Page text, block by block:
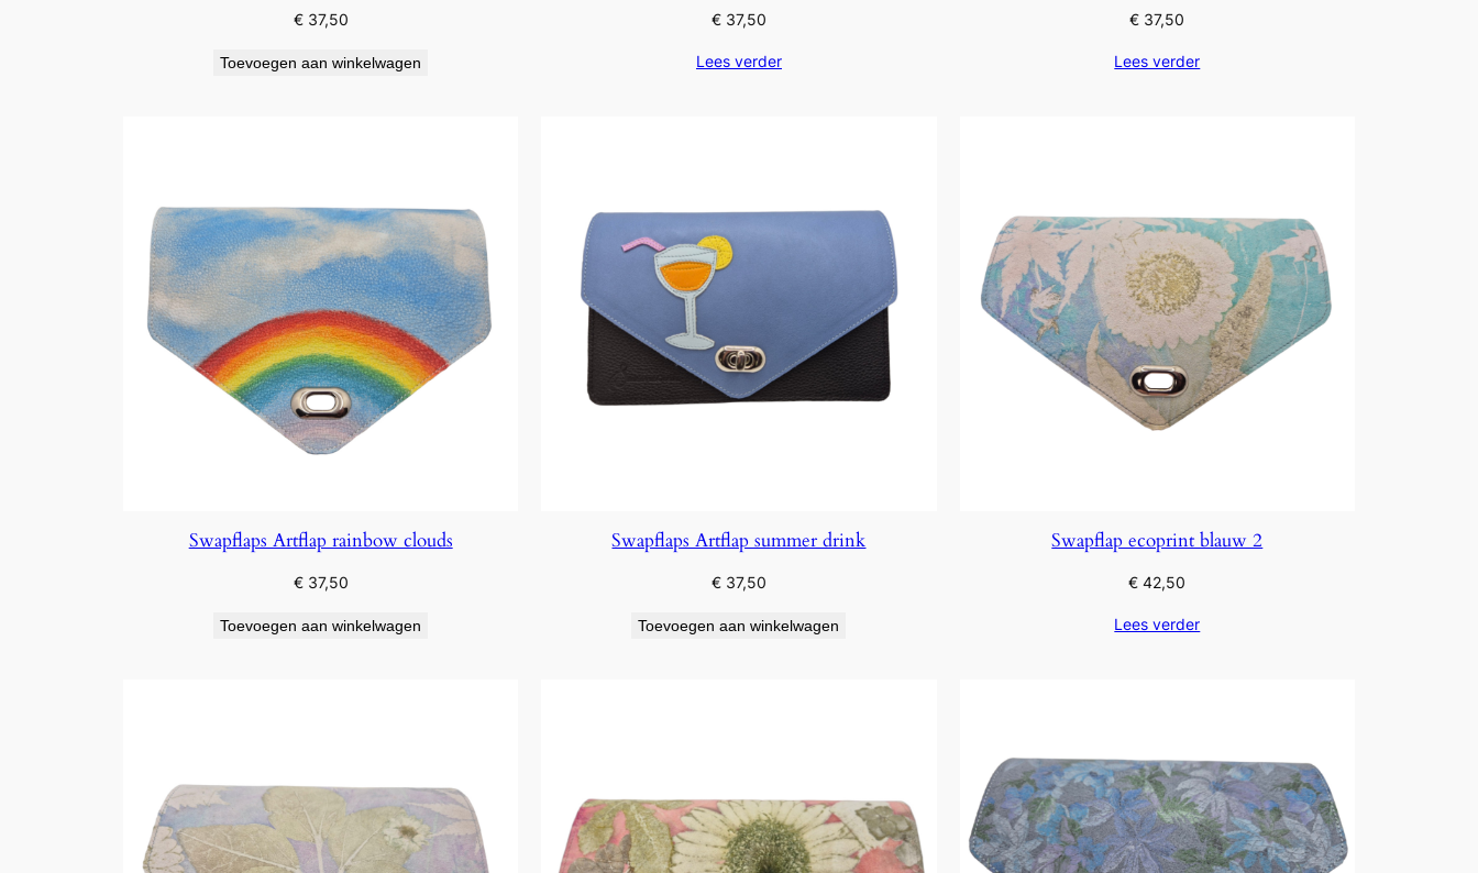
€37,50
Toevoegen aan winkelwagen
€37,50
Lees verder
€ 37,50
Lees verder
Swapflaps Artflap rainbow clouds
€37,50
Toevoegen aan winkelwagen
Swapflaps Artflap summer drink
€37,50
Toevoegen aan winkelwagen
Swapflap ecoprint blauw 2
€ 42,50
Lees verder